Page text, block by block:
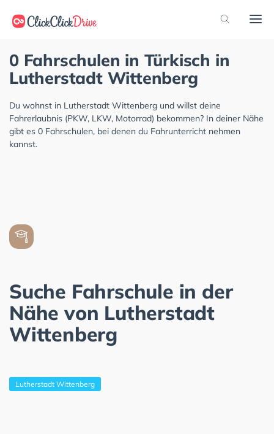
0 Fahrschulen in Türkisch in
Lutherstadt Wittenberg
Du wohnst in Lutherstadt Wittenberg und willst deine
Fahrerlaubnis (PKW, LKW, Motorrad) bekommen? In deiner Nähe
gibt es 0 Fahrschulen, bei denen du Fahrunterricht nehmen
kannst.
Suche Fahrschule in der
Nähe von Lutherstadt
Wittenberg
Lutherstadt Wittenberg